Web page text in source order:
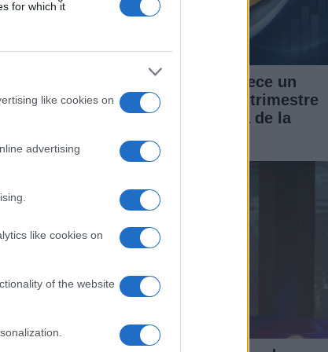
for which it
like cookies on
advertising
like cookies on
of the website
nueva
suelo,
del
suelo) o el
locales.
El PIB de España crece un
0.7% en el segundo trimestre
de 2026, por encima de la